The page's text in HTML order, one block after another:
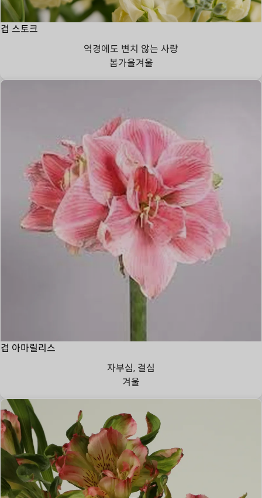
겹 스토크
역경에도 변치 않는 사랑
봄가을겨울
겹 아마릴리스
자부심, 결심
겨울